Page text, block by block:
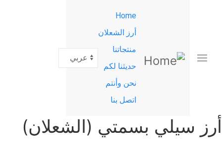
القائمة
الرئيسية
Home
أرز الشعلان
منتجاتنا
حديثنا لكم
نحن وأنتم
اتصل بنا
Select
your
أرز سيلي بسمتي (الشعلان)